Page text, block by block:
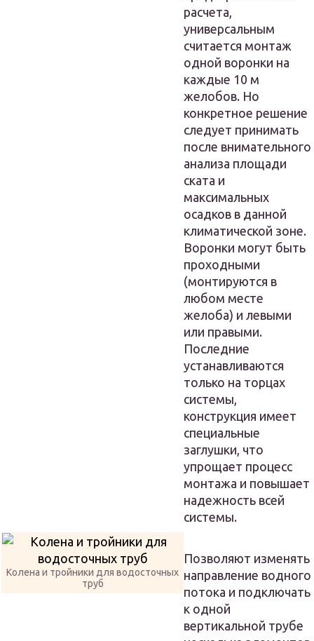
расчета,
универсальным
считается монтаж
одной воронки на
каждые 10 м
желобов. Но
конкретное решение
следует принимать
после внимательного
анализа площади
ската и
максимальных
осадков в данной
климатической зоне.
Воронки могут быть
проходными
(монтируются в
любом месте
желоба) и левыми
или правыми.
Последние
устанавливаются
только на торцах
системы,
конструкция имеет
специальные
заглушки, что
упрощает процесс
монтажа и повышает
надежность всей
системы.
Колена и тройники для водосточных
труб
Позволяют изменять
направление водного
потока и подключать
к одной
вертикальной трубе